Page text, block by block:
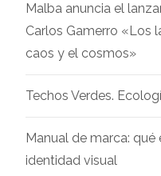
Malba anuncia el
Carlos Gamerro «Los
caos y el cosmos»
Techos Verdes.
Manual de marca:
identidad visual